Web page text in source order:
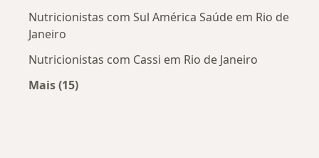
Nutricionistas com Sul América Saúde em Rio de
Janeiro
Nutricionistas com Cassi em Rio de Janeiro
Mais (15)